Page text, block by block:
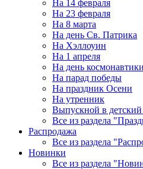
На 14 февраля
На 23 февраля
На 8 марта
На день Св. Патрика
На Хэллоуин
На 1 апреля
На день космонавтики
На парад победы
На праздник Осени
На утренник
Выпускной в детский
Все из раздела
Распродажа
Все из раздела
Новинки
Все из раздела